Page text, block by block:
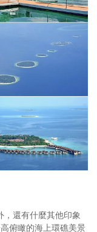
，還有什麼其他印象
俯瞰的海上環礁美景